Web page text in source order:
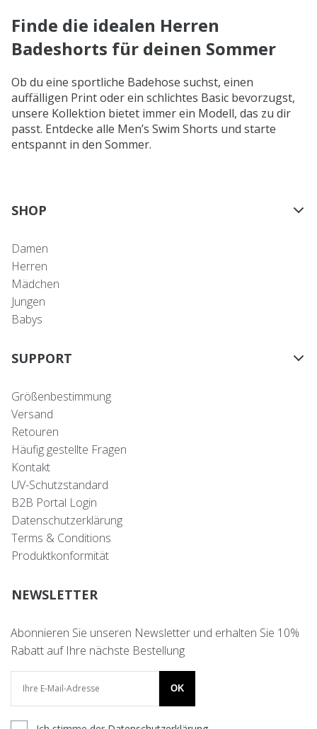
Finde die idealen Herren
Badeshorts für deinen Sommer
Ob du eine sportliche Badehose suchst, einen
auffälligen Print oder ein schlichtes Basic bevorzugst,
unsere Kollektion bietet immer ein Modell, das zu dir
passt. Entdecke alle Men’s Swim Shorts und starte
entspannt in den Sommer.
SHOP
Damen
Herren
Mädchen
Jungen
Babys
SUPPORT
Größenbestimmung
Versand
Retouren
Häufig gestellte Fragen
Kontakt
UV-Schutzstandard
B2B Portal Login
Datenschutzerklärung
Terms & Conditions
Produktkonformität
NEWSLETTER
Abonnieren Sie unseren Newsletter und erhalten Sie 10%
Rabatt auf Ihre nächste Bestellung
OK